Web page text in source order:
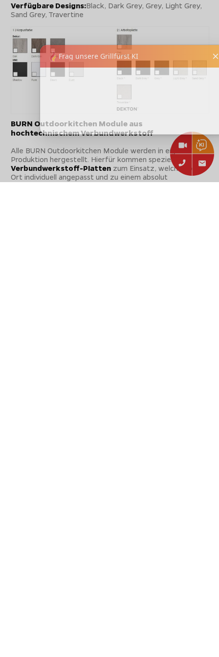
Verfügbare Designs:Black, Dark Grey, Grey, Light Grey,
Sand Grey, Travertine
BURN Outdoorkitchen Module aus
hochtechnischem Verbundwerkstoff
Alle BURN Outdoorkitchen Module werden in eigener
Produktion hergestellt. Hierfür kommen spezielle
Verbundwerkstoff-Platten zum Einsatz, welche vor
Ort individuell angepasst und zu einem absolut
hochbeständigem Outdoorküchen-Modul verarbeitet